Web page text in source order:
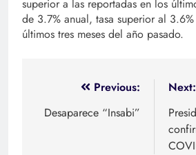
superior a las reportadas en los
de 3.7% anual, tasa superior al
últimos tres meses del año pasado.
Navegación
de
Previous:
Desaparece “Insabi”
Next: